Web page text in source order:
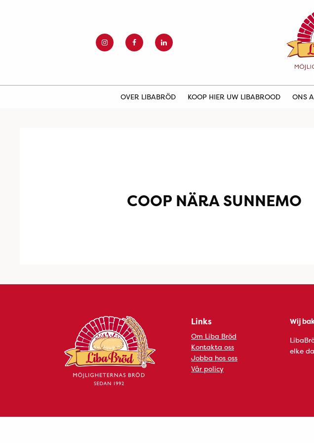
OVER LIBABRÖD KOOP HIER UW LIBABROOD ONS
COOP NÄRA SUNNEMO
Links
Om Liba Bröd
Kontakta oss
Jobba hos oss
Vår policy
Wij
elke